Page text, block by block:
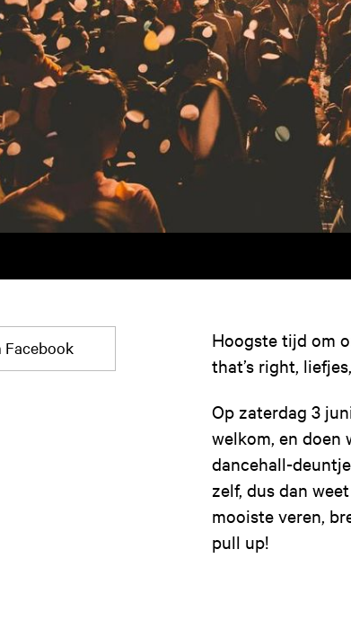
Hoogste tijd om
that’s right,
Op zaterdag 3
welkom, en doen
dancehall-
zelf, dus dan
mooiste veren,
pull up!